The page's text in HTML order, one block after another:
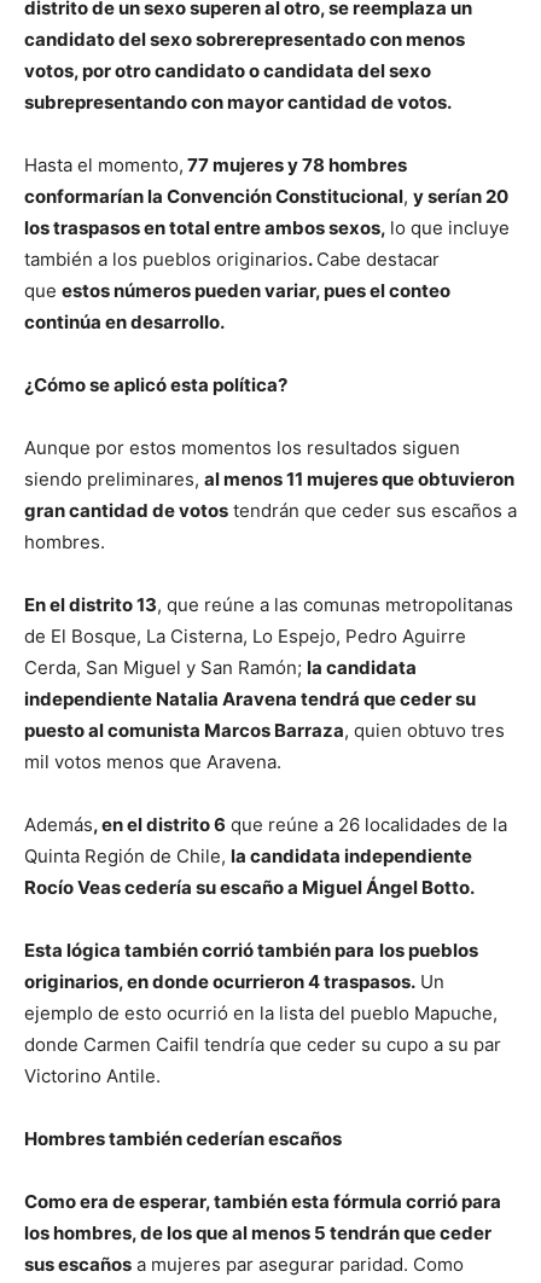
distrito de un sexo superen al otro, se reemplaza un
candidato del sexo sobrerepresentado con menos
votos, por otro candidato o candidata del sexo
subrepresentando con mayor cantidad de votos.
Hasta el momento, 77 mujeres y 78 hombres
conformarían la Convención Constitucional, y serían 20
los traspasos en total entre ambos sexos, lo que incluye
también a los pueblos originarios. Cabe destacar
que estos números pueden variar, pues el conteo
continúa en desarrollo.
¿Cómo se aplicó esta política?
Aunque por estos momentos los resultados siguen
siendo preliminares, al menos 11 mujeres que obtuvieron
gran cantidad de votos tendrán que ceder sus escaños a
hombres.
En el distrito 13, que reúne a las comunas metropolitanas
de El Bosque, La Cisterna, Lo Espejo, Pedro Aguirre
Cerda, San Miguel y San Ramón; la candidata
independiente Natalia Aravena tendrá que ceder su
puesto al comunista Marcos Barraza, quien obtuvo tres
mil votos menos que Aravena.
Además, en el distrito 6 que reúne a 26 localidades de la
Quinta Región de Chile, la candidata independiente
Rocío Veas cedería su escaño a Miguel Ángel Botto.
Esta lógica también corrió también para los pueblos
originarios, en donde ocurrieron 4 traspasos. Un
ejemplo de esto ocurrió en la lista del pueblo Mapuche,
donde Carmen Caifil tendría que ceder su cupo a su par
Victorino Antile.
Hombres también cederían escaños
Como era de esperar, también esta fórmula corrió para
los hombres, de los que al menos 5 tendrán que ceder
sus escaños a mujeres par asegurar paridad. Como